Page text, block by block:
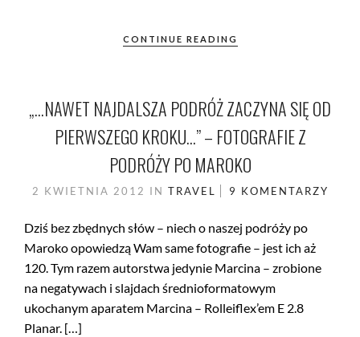
CONTINUE READING
„…NAWET NAJDALSZA PODRÓŻ ZACZYNA SIĘ OD
PIERWSZEGO KROKU…” – FOTOGRAFIE Z
PODRÓŻY PO MAROKO
2 KWIETNIA 2012 IN TRAVEL 9 KOMENTARZY
Dziś bez zbędnych słów – niech o naszej podróży po
Maroko opowiedzą Wam same fotografie – jest ich aż
120. Tym razem autorstwa jedynie Marcina – zrobione
na negatywach i slajdach średnioformatowym
ukochanym aparatem Marcina – Rolleiflex’em E 2.8
Planar. […]